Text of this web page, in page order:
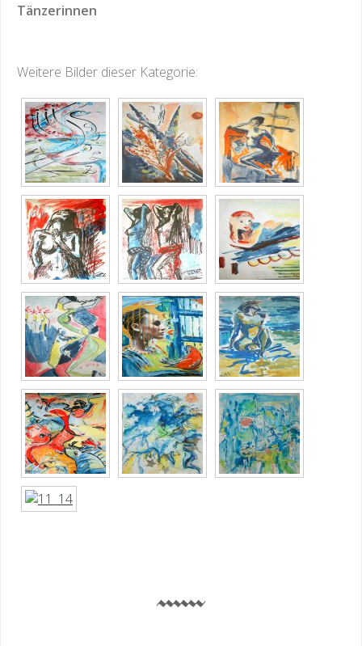
Tänzerinnen
Weitere Bilder dieser Kategorie: